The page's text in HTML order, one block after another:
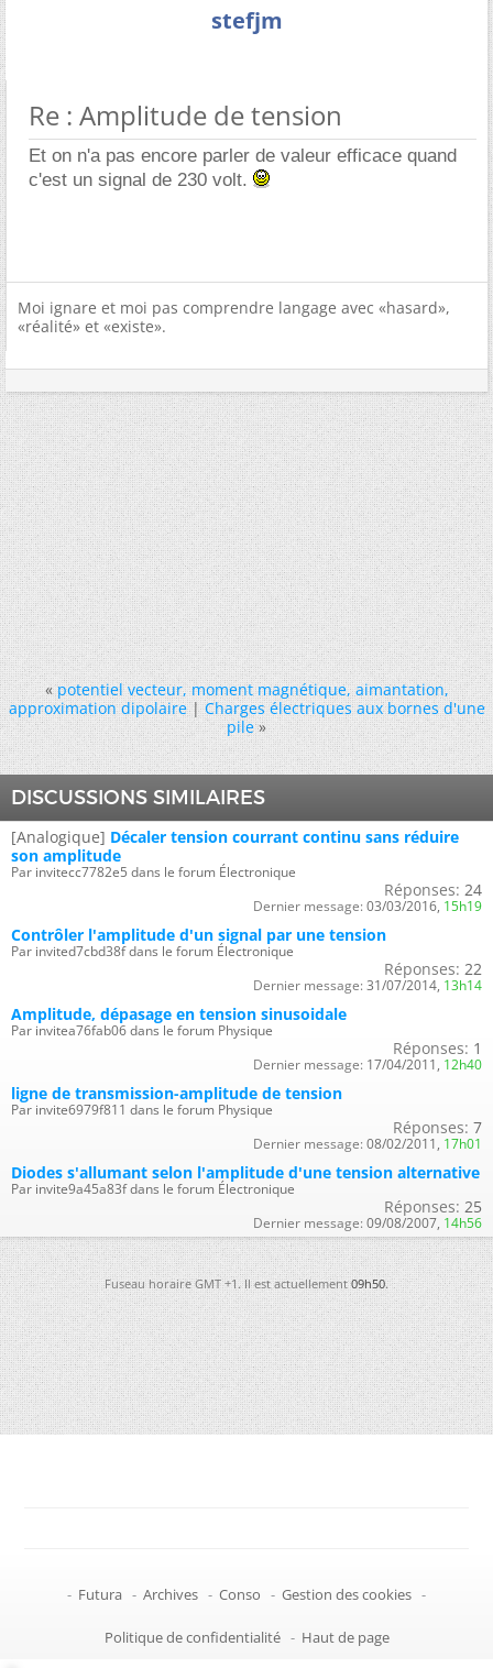
stefjm
Re : Amplitude de tension
Et on n'a pas encore parler de valeur efficace quand
c'est un signal de 230 volt.
Moi ignare et moi pas comprendre langage avec «hasard»,
«réalité» et «existe».
« potentiel vecteur, moment magnétique, aimantation,
approximation dipolaire|Charges électriques aux bornes d'une
pile »
DISCUSSIONS SIMILAIRES
[Analogique] Décaler tension courrant continu sans réduire
son amplitude
Par invitecc7782e5 dans le forum Électronique
Réponses: 24
Dernier message: 03/03/2016, 15h19
Contrôler l'amplitude d'un signal par une tension
Par invited7cbd38f dans le forum Électronique
Réponses: 22
Dernier message: 31/07/2014, 13h14
Amplitude, dépasage en tension sinusoidale
Par invitea76fab06 dans le forum Physique
Réponses: 1
Dernier message: 17/04/2011, 12h40
ligne de transmission-amplitude de tension
Par invite6979f811 dans le forum Physique
Réponses: 7
Dernier message: 08/02/2011, 17h01
Diodes s'allumant selon l'amplitude d'une tension alternative
Par invite9a45a83f dans le forum Électronique
Réponses: 25
Dernier message: 09/08/2007, 14h56
Fuseau horaire GMT +1. Il est actuellement09h50.
- Futura - Archives - Conso - Gestion des cookies -
Politique de confidentialité - Haut de page